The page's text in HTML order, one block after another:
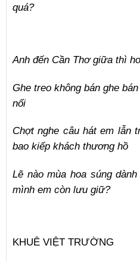
quá?
Anh đến Cần Thơ giữa thì
Ghe treo không bán ghe
nổi
Chợt nghe câu hát em lẫn
bao kiếp khách thương hồ
Lẽ nào mùa hoa súng
mình em còn lưu giữ?
KHUÊ VIỆT TRƯỜNG